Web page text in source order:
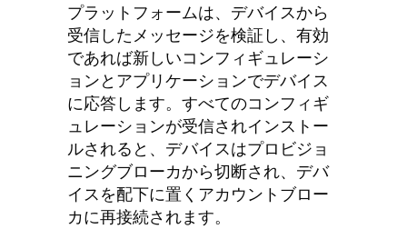
プラットフォームは、デバイスから
受信したメッセージを検証し、有効
であれば新しいコンフィギュレーシ
ョンとアプリケーションでデバイス
に応答します。すべてのコンフィギ
ュレーションが受信され​​インストー
ルされると、デバイスはプロビジョ
ニングブローカから切断され、デバ
イスを配下に置くアカウントブロー
カに再接続されます。